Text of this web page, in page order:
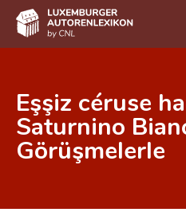
DE FR
Home
Erweiterte Suche
Eşşiz céruse
Saturnino
Görüşmelerle